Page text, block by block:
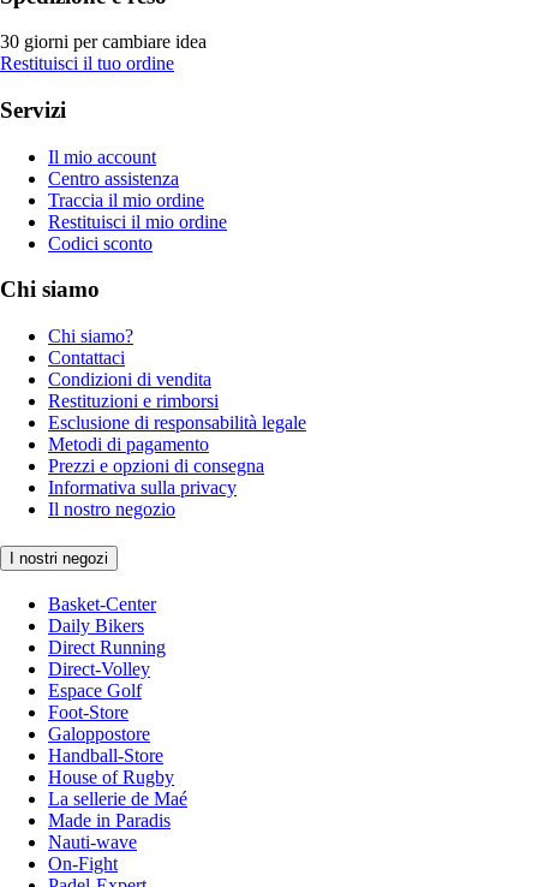
30 giorni per cambiare idea
Restituisci il tuo ordine
Servizi
Il mio account
Centro assistenza
Traccia il mio ordine
Restituisci il mio ordine
Codici sconto
Chi siamo
Chi siamo?
Contattaci
Condizioni di vendita
Restituzioni e rimborsi
Esclusione di responsabilità legale
Metodi di pagamento
Prezzi e opzioni di consegna
Informativa sulla privacy
Il nostro negozio
I nostri negozi
Basket-Center
Daily Bikers
Direct Running
Direct-Volley
Espace Golf
Foot-Store
Galoppostore
Handball-Store
House of Rugby
La sellerie de Maé
Made in Paradis
Nauti-wave
On-Fight